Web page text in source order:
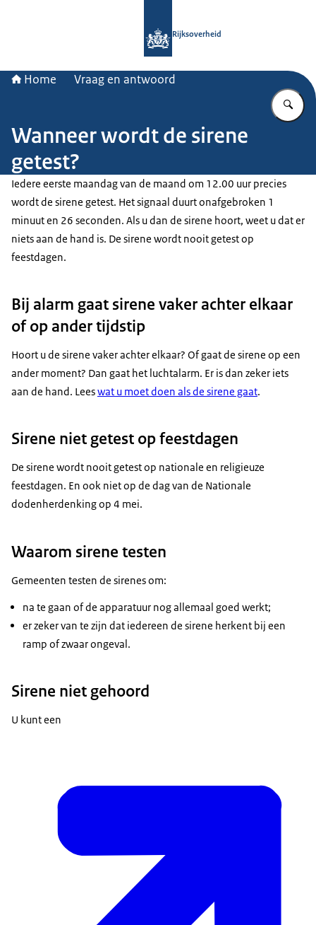
Rijksoverheid
Home Vraag en antwoord
Wanneer wordt de sirene
getest?
Iedere eerste maandag van de maand om 12.00 uur precies
wordt de sirene getest. Het signaal duurt onafgebroken 1
minuut en 26 seconden. Als u dan de sirene hoort, weet u dat er
niets aan de hand is. De sirene wordt nooit getest op
feestdagen.
Bij alarm gaat sirene vaker achter elkaar
of op ander tijdstip
Hoort u de sirene vaker achter elkaar? Of gaat de sirene op een
ander moment? Dan gaat het luchtalarm. Er is dan zeker iets
aan de hand. Leeswat u moet doen als de sirene gaat.
Sirene niet getest op feestdagen
De sirene wordt nooit getest op nationale en religieuze
feestdagen. En ook niet op de dag van de Nationale
dodenherdenking op 4 mei.
Waarom sirene testen
Gemeenten testen de sirenes om:
na te gaan of de apparatuur nog allemaal goed werkt;
er zeker van te zijn dat iedereen de sirene herkent bij een
ramp of zwaar ongeval.
Sirene niet gehoord
U kunt een